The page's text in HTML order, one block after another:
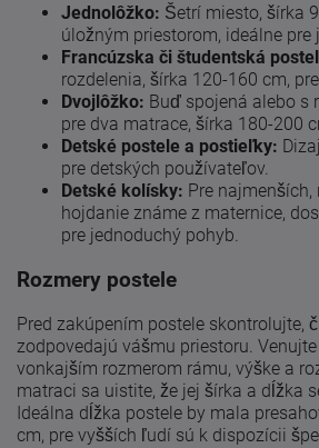
Jednolôžko: Šetrí miesto, šírka
úložným priestorom, ideálne pre
Francúzska či študentská
rozdelenia, šírka 120-160 cm,
Dvojlôžko: Buď spojená alebo s
pre dva matrace, šírka 180-200
Detské postele a postieľky:
pre detských používateľov.
Detské kolísky: Pre
hojdanie známe z maternice,
pre jednoduchý pohyb.
Rozmery postele
Pred zakúpením postele skontrolujte,
zodpovedajú vášmu priestoru.
vonkajším rozmerom rámu, výške a
matraci sa uistite, že jej šírka a dĺžka
Ideálna dĺžka postele by mala
cm, pre vyšších ľudí sú k dispozícii